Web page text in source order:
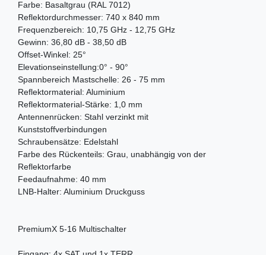
Farbe: Basaltgrau (RAL 7012)
Reflektordurchmesser: 740 x 840 mm
Frequenzbereich: 10,75 GHz - 12,75 GHz
Gewinn: 36,80 dB - 38,50 dB
Offset-Winkel: 25°
Elevationseinstellung:0° - 90°
Spannbereich Mastschelle: 26 - 75 mm
Reflektormaterial: Aluminium
Reflektormaterial-Stärke: 1,0 mm
Antennenrücken: Stahl verzinkt mit
Kunststoffverbindungen
Schraubensätze: Edelstahl
Farbe des Rückenteils: Grau, unabhängig von der
Reflektorfarbe
Feedaufnahme: 40 mm
LNB-Halter: Aluminium Druckguss
PremiumX 5-16 Multischalter